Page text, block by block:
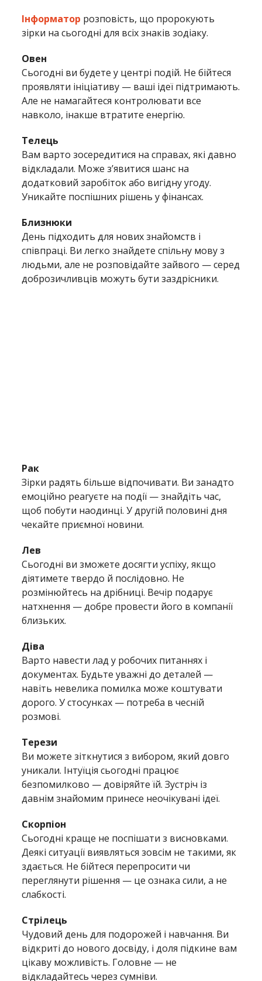
Інформатор розповість, що пророкують
зірки на сьогодні для всіх знаків зодіаку.
Овен
Сьогодні ви будете у центрі подій. Не бійтеся
проявляти ініціативу — ваші ідеї підтримають.
Але не намагайтеся контролювати все
навколо, інакше втратите енергію.
Телець
Вам варто зосередитися на справах, які давно
відкладали. Може з’явитися шанс на
додатковий заробіток або вигідну угоду.
Уникайте поспішних рішень у фінансах.
Близнюки
День підходить для нових знайомств і
співпраці. Ви легко знайдете спільну мову з
людьми, але не розповідайте зайвого — серед
доброзичливців можуть бути заздрісники.
Рак
Зірки радять більше відпочивати. Ви занадто
емоційно реагуєте на події — знайдіть час,
щоб побути наодинці. У другій половині дня
чекайте приємної новини.
Лев
Сьогодні ви зможете досягти успіху, якщо
діятимете твердо й послідовно. Не
розмінюйтесь на дрібниці. Вечір подарує
натхнення — добре провести його в компанії
близьких.
Діва
Варто навести лад у робочих питаннях і
документах. Будьте уважні до деталей —
навіть невелика помилка може коштувати
дорого. У стосунках — потреба в чесній
розмові.
Терези
Ви можете зіткнутися з вибором, який довго
уникали. Інтуїція сьогодні працює
безпомилково — довіряйте їй. Зустріч із
давнім знайомим принесе неочікувані ідеї.
Скорпіон
Сьогодні краще не поспішати з висновками.
Деякі ситуації виявляться зовсім не такими, як
здається. Не бійтеся перепросити чи
переглянути рішення — це ознака сили, а не
слабкості.
Стрілець
Чудовий день для подорожей і навчання. Ви
відкриті до нового досвіду, і доля підкине вам
цікаву можливість. Головне — не
відкладайтесь через сумніви.